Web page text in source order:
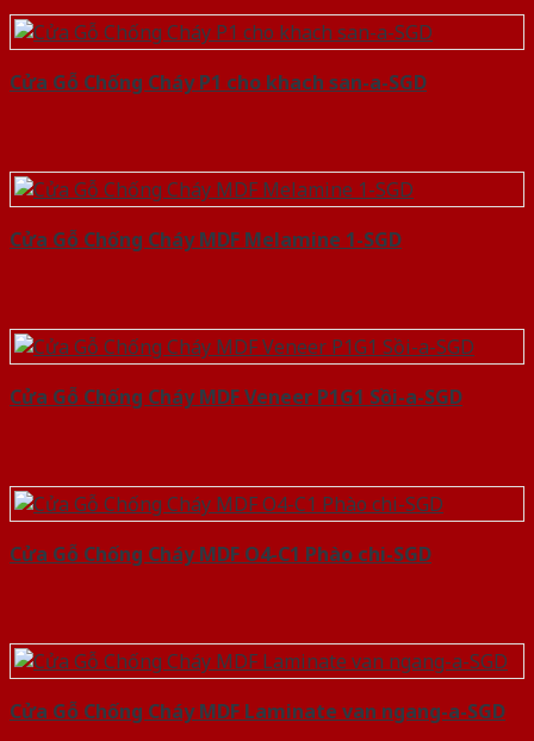
Cửa Gỗ Chống Cháy P1 cho khach san-a-SGD
Cửa Gỗ Chống Cháy MDF Melamine 1-SGD
Cửa Gỗ Chống Cháy MDF Veneer P1G1 Sồi-a-SGD
Cửa Gỗ Chống Cháy MDF O4-C1 Phào chi-SGD
Cửa Gỗ Chống Cháy MDF Laminate van ngang-a-SGD